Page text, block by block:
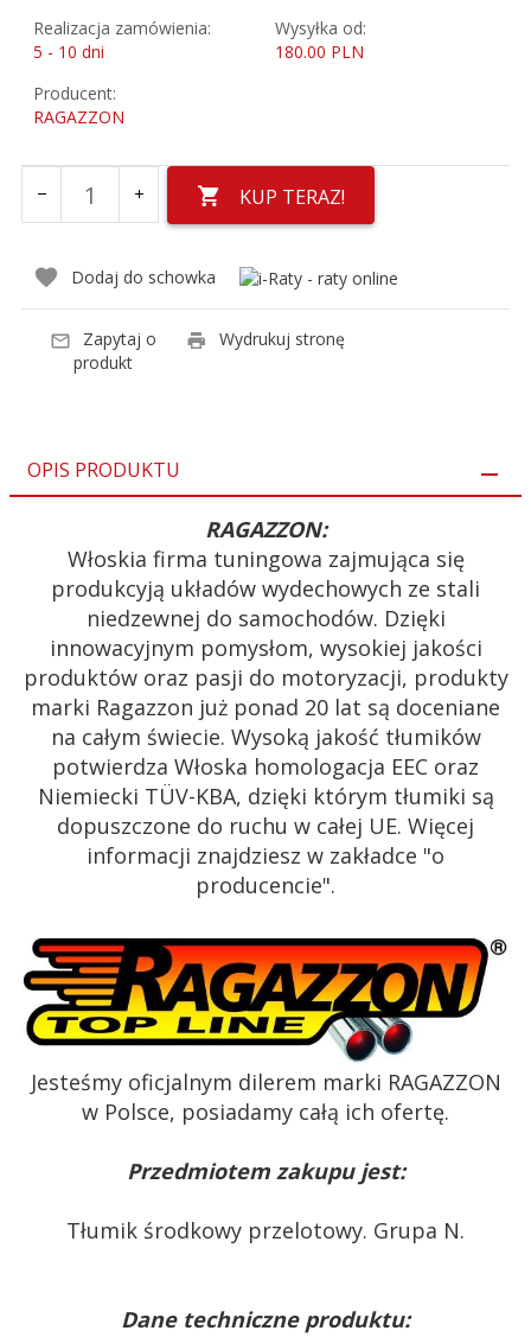
Realizacja zamówienia:
5 - 10 dni
Wysyłka od:
180.00 PLN
Producent:
RAGAZZON
KUP TERAZ!
Dodaj do schowka
Zapytaj o
produkt
Wydrukuj stronę
OPIS PRODUKTU
RAGAZZON:
Włoskia firma tuningowa zajmująca się
produkcyją układów wydechowych ze stali
niedzewnej do samochodów. Dzięki
innowacyjnym pomysłom, wysokiej jakości
produktów oraz pasji do motoryzacji, produkty
marki Ragazzon już ponad 20 lat są doceniane
na całym świecie. Wysoką jakość tłumików
potwierdza Włoska homologacja EEC oraz
Niemiecki TÜV-KBA, dzięki którym tłumiki są
dopuszczone do ruchu w całej UE. Więcej
informacji znajdziesz w zakładce "o
producencie".
Jesteśmy oficjalnym dilerem marki RAGAZZON
w Polsce, posiadamy całą ich ofertę.
Przedmiotem zakupu jest:
Tłumik środkowy przelotowy. Grupa N.
Dane techniczne produktu: